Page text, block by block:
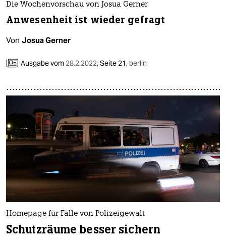
Die Wochenvorschau von Josua Gerner
Anwesenheit ist wieder gefragt
Von Josua Gerner
Ausgabe vom 28.2.2022,Seite 21, berlin
Homepage für Fälle von Polizeigewalt
Schutzräume besser sichern